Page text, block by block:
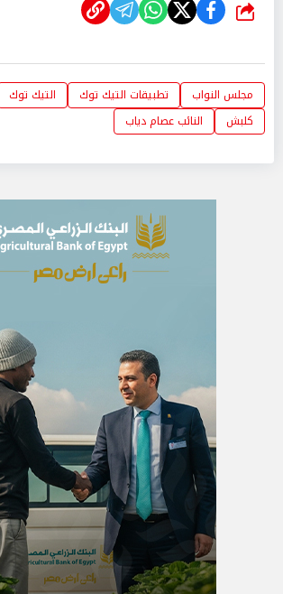
شارك
مجلس النواب تطبيقات التيك توك التيك توك
كلبش
النائب عصام دياب